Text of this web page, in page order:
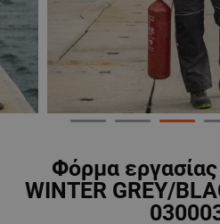
Φόρμα
WINTER GREY/